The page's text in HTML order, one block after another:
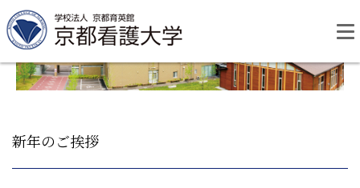
to
新年のご挨拶